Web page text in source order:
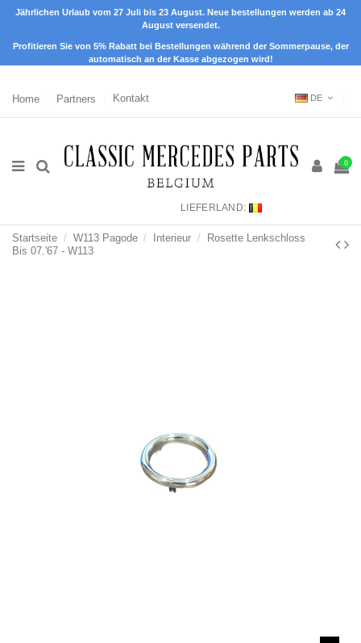
Jährlichen Urlaub vom 27 Juli bis 23 August. Neue bestellungen werden ab 24
August versendet.
Profitieren Sie von 5% Rabatt bei Bestellungen während der Sommerpause, der
automatisch an der Kasse abgezogen wird!
Home Partners Kontakt DE
0
LIEFERLAND:
Startseite W113 Pagode Interieur
Rosette Lenkschloss
Bis 07.'67 - W113